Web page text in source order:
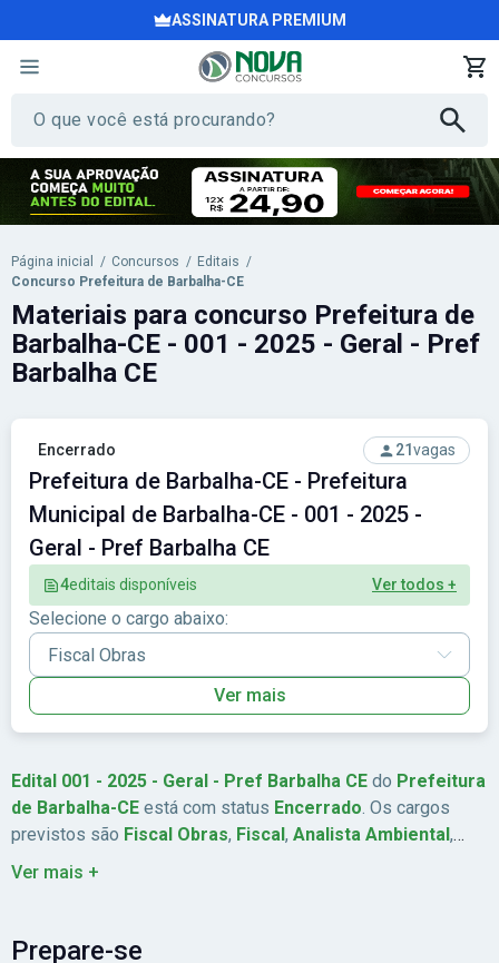
ASSINATURA PREMIUM
Página inicial / Concursos / Editais /
Concurso Prefeitura de Barbalha-CE
Encerrado 21vagas
Prefeitura de Barbalha-CE - Prefeitura
Municipal de Barbalha-CE - 001 - 2025 -
Geral - Pref Barbalha CE
4editais disponíveis Ver todos +
Selecione o cargo abaixo:
Ver mais
Materiais para concurso Prefeitura de
Barbalha-CE - 001 - 2025 - Geral - Pref
Barbalha CE
Edital 001 - 2025 - Geral - Pref Barbalha CE do Prefeitura
de Barbalha-CE está com status Encerrado. Os cargos
previstos são Fiscal Obras, Fiscal, Analista Ambiental,
Arquiteto
banca organizadora é
Ver mais +
Prepare-se